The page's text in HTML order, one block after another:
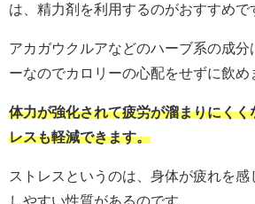
は、精力剤を利用するのがおすすめで
アカガウクルアなどのハーブ系の成分
ーなのでカロリーの心配をせずに飲め
体力が強化されて疲労が溜まりにくく
レスも軽減できます。
ストレスというのは、身体が疲れを感
しやすい性質があるのです。